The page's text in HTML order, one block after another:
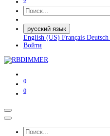
русский язык
English (US) Français Deutsch
Войти
0
0